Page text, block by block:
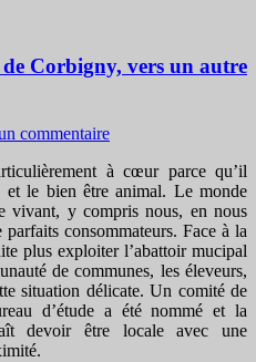
Corbigny, vers un autre
commentaire
à cœur parce qu’il
et le bien être animal. Le monde
vivant, y compris nous, en nous
consommateurs. Face à la
plus exploiter l’abattoir mucipal
de communes, les éleveurs,
situation délicate. Un comité de
d’étude a été nommé et la
devoir être locale avec une